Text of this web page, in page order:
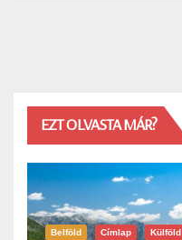
EZT OLVASTA MÁR?
Belföld Címlap Külföld